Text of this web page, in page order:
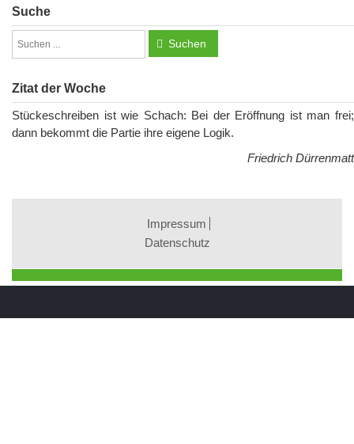
Suche
Suchen
Zitat der Woche
Stückeschreiben ist wie Schach: Bei der Eröffnung ist man frei;
dann bekommt die Partie ihre eigene Logik.
Friedrich Dürrenmatt
Impressum
Datenschutz